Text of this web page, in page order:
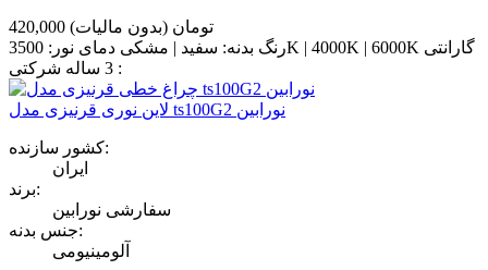
420,000 تومان (بدون مالیات)
رنگ بدنه: سفید | مشکی دمای نور: 3500K | 4000K | 6000K گارانتی
لاین نوری قرنیزی مدل ts100G2 نورابین
کشور سازنده:
ایران
برند:
سفارشی نورابین
جنس بدنه:
آلومینیومی